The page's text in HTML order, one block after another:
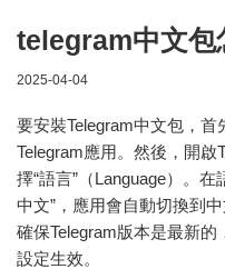
telegram中文包
2025-04-04
要安裝Telegram中文包，
Telegram應用。然後，開啟
擇“語言”（Language）。在
中文”，應用會自動切換到
確保Telegram版本是最新
設定生效。